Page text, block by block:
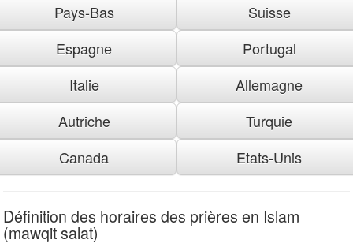
Pays-Bas
Suisse
Espagne
Portugal
Italie
Allemagne
Autriche
Turquie
Canada
Etats-Unis
Définition des horaires des prières en Islam
(mawqit salat)